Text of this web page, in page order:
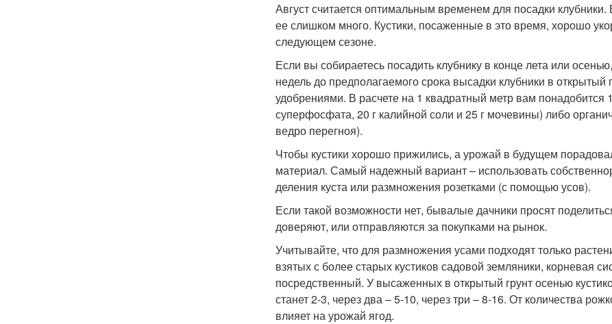
Август считается оптимальным временем для посадки
ее слишком много. Кустики, посаженные в это время, хорошо
следующем сезоне.
Если вы собираетесь посадить клубнику в конце лета или
недель до предполагаемого срока высадки клубники в
удобрениями. В расчете на 1 квадратный метр вам
суперфосфата, 20 г калийной соли и 25 г мочевины) либо
ведро перегноя).
Чтобы кустики хорошо прижились, а урожай в будущем
материал. Самый надежный вариант – использовать
деления куста или размножения розетками (с помощью усов).
Если такой возможности нет, бывалые дачники просят
доверяют, или отправляются за покупками на рынок.
Учитывайте, что для размножения усами подходят только
взятых с более старых кустиков садовой земляники, корневая
посредственный. У высаженных в открытый грунт осенью
станет 2-3, через два – 5-10, через три – 8-16. От количества
влияет на урожай ягод.